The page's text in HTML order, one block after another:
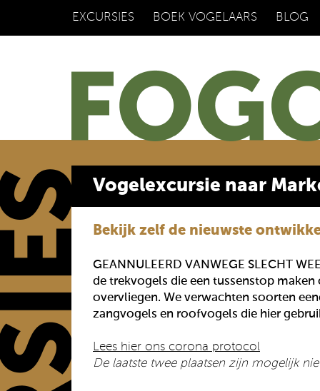
EXCURSIES BOEK VOGELAARS BLOG
Vogelexcursie naar
Bekijk zelf de nieuwste
GEANNULEERD VANWEGE SLECHT
de trekvogels die een tussenstop
overvliegen. We verwachten soorten
zangvogels en roofvogels die hier
Lees hier ons corona protocol
De laatste twee plaatsen zijn mogelijk